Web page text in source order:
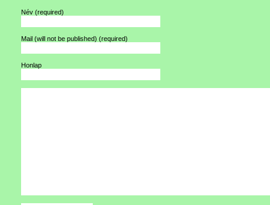
Név (required)
Mail (will not be published) (required)
Honlap